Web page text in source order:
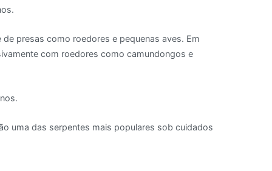
presas como roedores e pequenas aves. Em
com roedores como camundongos e
uma das serpentes mais populares sob cuidados